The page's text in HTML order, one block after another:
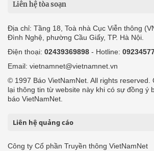
Liên hệ tòa soạn
Địa chỉ: Tầng 18, Toà nhà Cục Viễn thông
Đình Nghệ, phường Cầu Giấy, TP. Hà Nội.
Điện thoại: 02439369898 - Hotline:
Email: vietnamnet@vietnamnet.vn
© 1997 Báo VietNamNet. All rights reserved.
lại thông tin từ website này khi có sự đồng ý
báo VietNamNet.
Liên hệ quảng cáo
Công ty Cổ phần Truyền thông VietNamNet